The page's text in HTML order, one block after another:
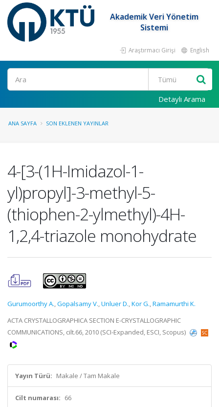
Akademik Veri Yönetim
Sistemi
Araştırmacı Girişi English
Ara
Detaylı Arama
ANA SAYFA SON EKLENEN YAYINLAR
4-[3-(1H-Imidazol-1-
yl)propyl]-3-methyl-5-
(thiophen-2-ylmethyl)-4H-
1,2,4-triazole monohydrate
Gurumoorthy A.,Gopalsamy V.,Unluer D.,Kor G.,Ramamurthi K.
ACTA CRYSTALLOGRAPHICA SECTION E-CRYSTALLOGRAPHIC
COMMUNICATIONS, cilt.66, 2010 (SCI-Expanded, ESCI, Scopus)
Yayın Türü: Makale / Tam Makale
Cilt numarası: 66